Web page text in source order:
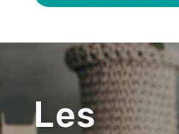
Les